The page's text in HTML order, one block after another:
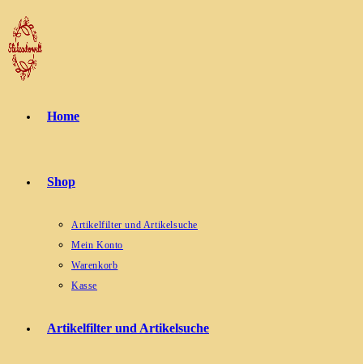
Zum
Inhalt
springen
Home
Shop
Artikelfilter und Artikelsuche
Mein Konto
Warenkorb
Kasse
Artikelfilter und Artikelsuche